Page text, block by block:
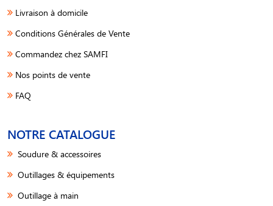
Livraison à domicile
Conditions Générales de Vente
Commandez chez SAMFI
Nos points de vente
FAQ
NOTRE CATALOGUE
Soudure & accessoires
Outillages & équipements
Outillage à main